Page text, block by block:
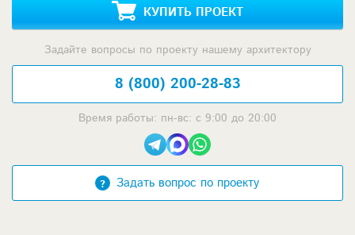
КУПИТЬ ПРОЕКТ
Задайте вопросы по проекту нашему архитектору
8 (800) 200-28-83
Время работы: пн-вс: с 9:00 до 20:00
Задать вопрос по проекту